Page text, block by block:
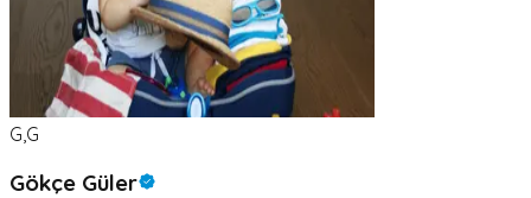
G,G
Gökçe Güler